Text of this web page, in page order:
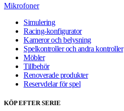
Mikrofoner
Simulering
Racing-konfigurator
Kameror och belysning
Spelkontroller och andra kontroller
Möbler
Tillbehör
Renoverade produkter
Reservdelar för spel
KÖP EFTER SERIE